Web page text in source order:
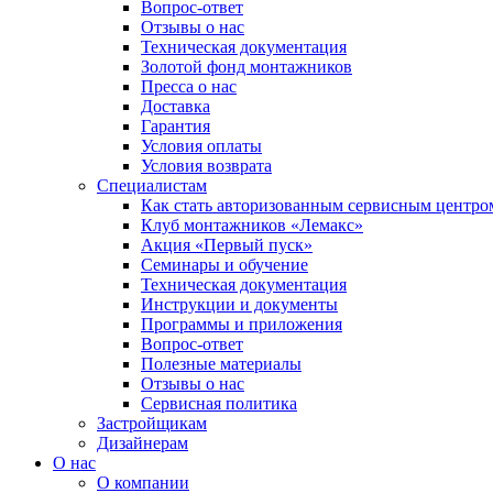
Вопрос-ответ
Отзывы о нас
Техническая документация
Золотой фонд монтажников
Пресса о нас
Доставка
Гарантия
Условия оплаты
Условия возврата
Специалистам
Как стать авторизованным сервисным
Клуб монтажников «Лемакс»
Акция «Первый пуск»
Семинары и обучение
Техническая документация
Инструкции и документы
Программы и приложения
Вопрос-ответ
Полезные материалы
Отзывы о нас
Сервисная политика
Застройщикам
Дизайнерам
О нас
О компании